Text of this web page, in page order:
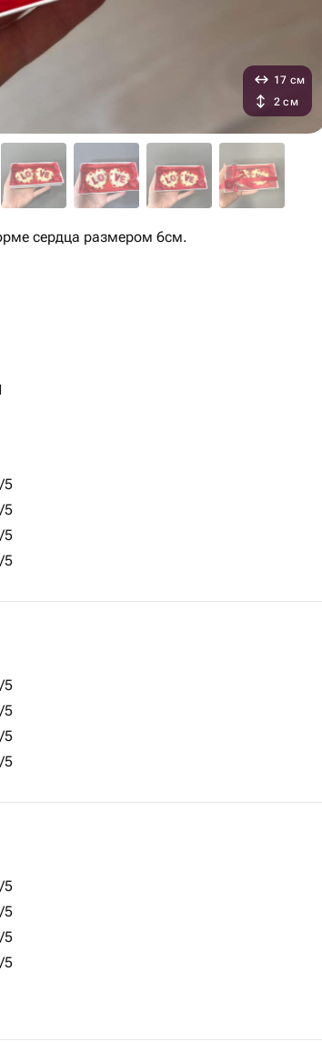
17 см
2 см
сердца размером 6см.
/5
/5
/5
/5
/5
/5
/5
/5
/5
/5
/5
/5